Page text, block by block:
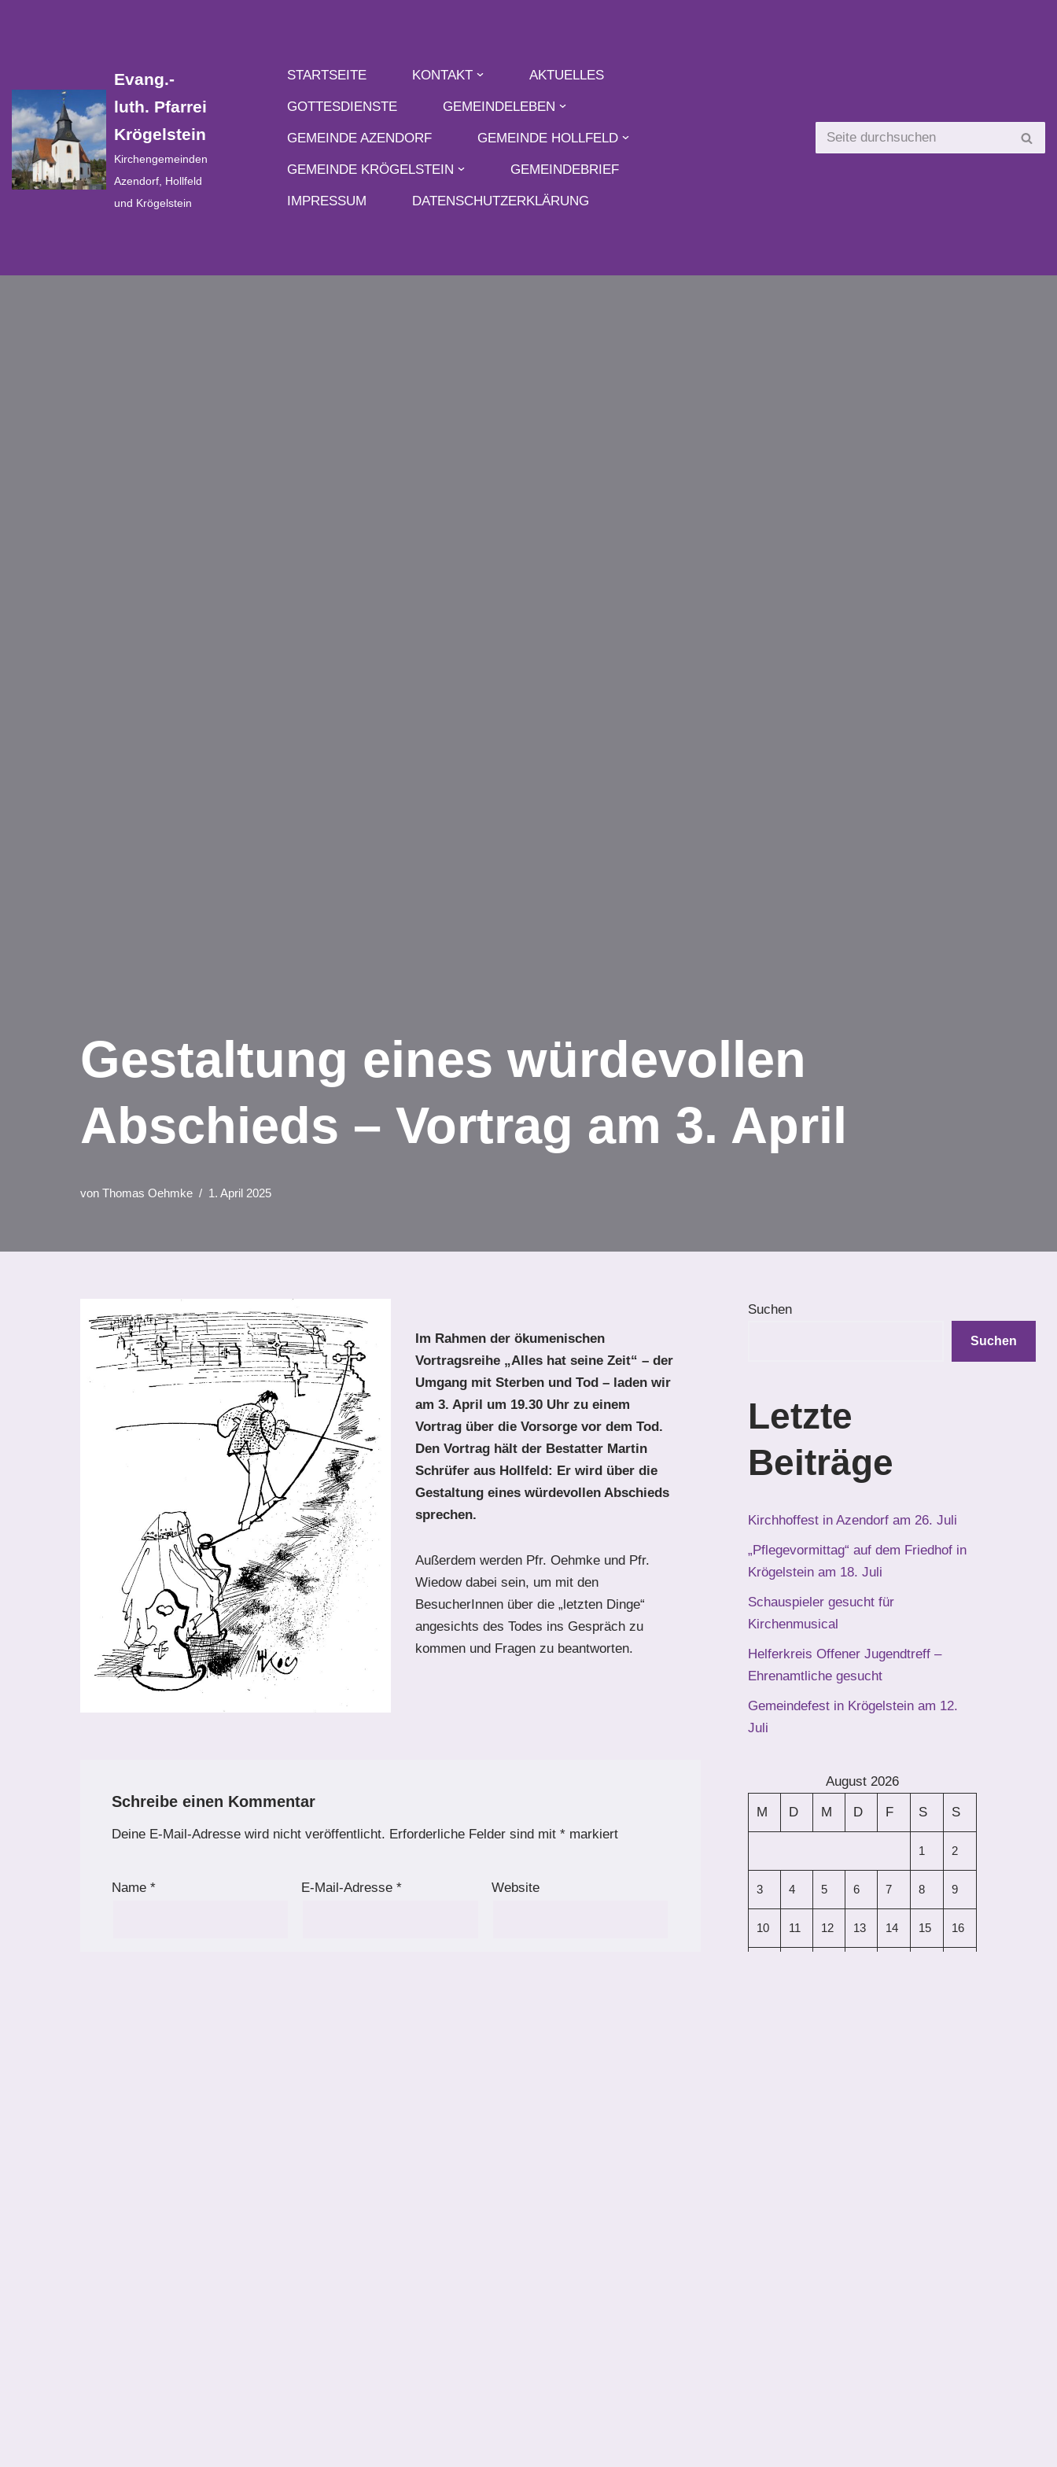
springen
Evang.-
luth. Pfarrei
Krögelstein
Kirchengemeinden
Azendorf, Hollfeld
und Krögelstein
STARTSEITE KONTAKT AKTUELLES
GOTTESDIENSTE GEMEINDELEBEN
GEMEINDE AZENDORF GEMEINDE HOLLFELD
GEMEINDE KRÖGELSTEIN GEMEINDEBRIEF
IMPRESSUM DATENSCHUTZERKLÄRUNG
Gestaltung eines würdevollen
Abschieds – Vortrag am 3. April
von Thomas Oehmke 1. April 2025
Im Rahmen der ökumenischen
Vortragsreihe „Alles hat seine Zeit“ – der
Umgang mit Sterben und Tod – laden wir
am 3. April um 19.30 Uhr zu einem
Vortrag über die Vorsorge vor dem Tod.
Den Vortrag hält der Bestatter Martin
Schrüfer aus Hollfeld: Er wird über die
Gestaltung eines würdevollen Abschieds
sprechen.
Außerdem werden Pfr. Oehmke und Pfr.
Wiedow dabei sein, um mit den
BesucherInnen über die „letzten Dinge“
angesichts des Todes ins Gespräch zu
kommen und Fragen zu beantworten.
Schreibe einen Kommentar
Deine E-Mail-Adresse wird nicht veröffentlicht. Erforderliche Felder sind mit * markiert
Name * E-Mail-Adresse* Website
Suchen
Suchen
Letzte
Beiträge
Kirchhoffest in Azendorf am 26. Juli
„Pflegevormittag“ auf dem Friedhof in
Krögelstein am 18. Juli
Schauspieler gesucht für
Kirchenmusical
Helferkreis Offener Jugendtreff –
Ehrenamtliche gesucht
Gemeindefest in Krögelstein am 12.
Juli
August 2026
M D M D F S S
1 2
3 4 5 6 7 8 9
10 11 12 13 14 15 16